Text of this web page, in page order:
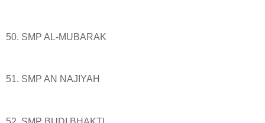
50. SMP AL-MUBARAK
51. SMP AN NAJIYAH